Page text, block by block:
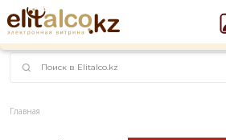
наименований!
instagram.com/rojo.kz
Главная